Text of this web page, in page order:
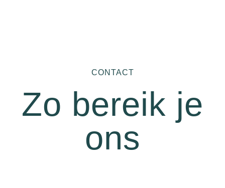
CONTACT
Zo bereik je
ons